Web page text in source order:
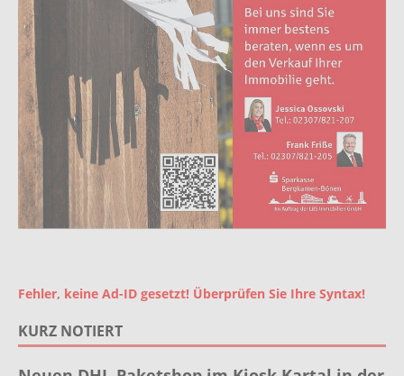
Fehler, keine Ad-ID gesetzt! Überprüfen Sie Ihre Syntax!
KURZ NOTIERT